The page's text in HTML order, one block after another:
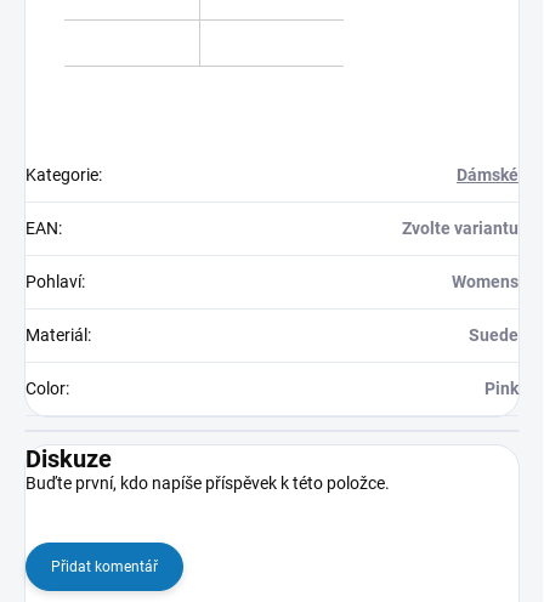
Kategorie: Dámské
EAN: Zvolte variantu
Pohlaví: Womens
Materiál : Suede
Color: Pink
Diskuze
Buďte první, kdo napíše příspěvek k této položce.
Přidat komentář